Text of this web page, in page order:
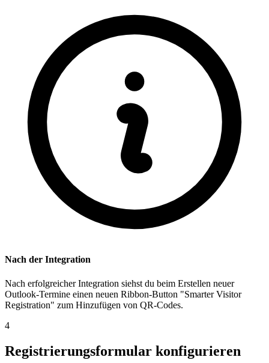
Nach der Integration
Nach erfolgreicher Integration siehst du beim Erstellen neuer
Outlook-Termine einen neuen Ribbon-Button "Smarter Visitor
Registration" zum Hinzufügen von QR-Codes.
4
Registrierungsformular konfigurieren